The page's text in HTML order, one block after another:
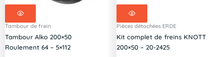
Tambour de frein
Tambour Alko 200×50
Roulement 64 – 5×112
Pièces détachées ERDE
Kit complet de freins KNOTT
200×50 – 20-2425